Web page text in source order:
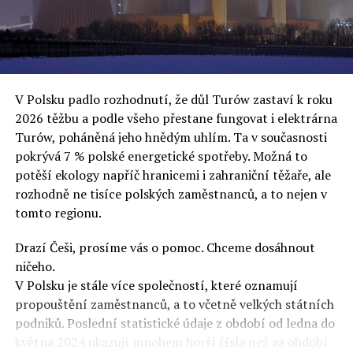
oslovuje své voliče, bublinu šílenců, kteří mu všechno
uvěří a nebudou se ptát na podrobnosti,“ řekl Rafał
Ziemkiewicz, redaktor týdeníku Do Rzeczy a ironicky
dodal: „Když se nynějšímu vedení státního hřebčince
podařilo prodat na aukci 10 plemenných koní za 600
000 euro, bylo to provládními médii oslavované jako
velký úspěch. Za vlády PiS se 14 koní prodalo za 2,5
milionu euro, což bylo stejnou mediální partou
komentováno jako konec polského chovu koní. Ve vidění
kontrolorů činnosti PiS ale určitě šlo při prodeji koní o
praní peněz či jinou nelegální činnost.“
Tuskova čísla jsou ale ujetá i jinde, pokračoval
Ziemkiewicz. „Ve vládní aféře PiS kolem vydávání víz
Tusk tvrdil, že za vlády dnešní opozice se nelegálně
prodalo 600 000 víz do Polska. Byla na to dokonce
vytvořena parlamentní vyšetřovací komise, která přišla
ale pouze na to, že 220 víz do Polska bylo
prostřednictvím úplatků uspíšeno, tedy že víza byla
V Polsku padlo rozhodnutí, že důl Turów zastaví k roku
2026 těžbu a podle všeho přestane fungovat i elektrárna
Turów, poháněná jeho hnědým uhlím. Ta v současnosti
pokrývá 7 % polské energetické spotřeby. Možná to
potěší ekology napříč hranicemi i zahraniční těžaře, ale
rozhodně ne tisíce polských zaměstnanců, a to nejen v
tomto regionu.
Drazí Češi, prosíme vás o pomoc. Chceme dosáhnout
ničeho.
V Polsku je stále více společností, které oznamují
propouštění zaměstnanců, a to včetně velkých státních
podniků. Poslední statistické údaje z období od ledna do
května 2024 ukazují mnohem horší čísla než za období